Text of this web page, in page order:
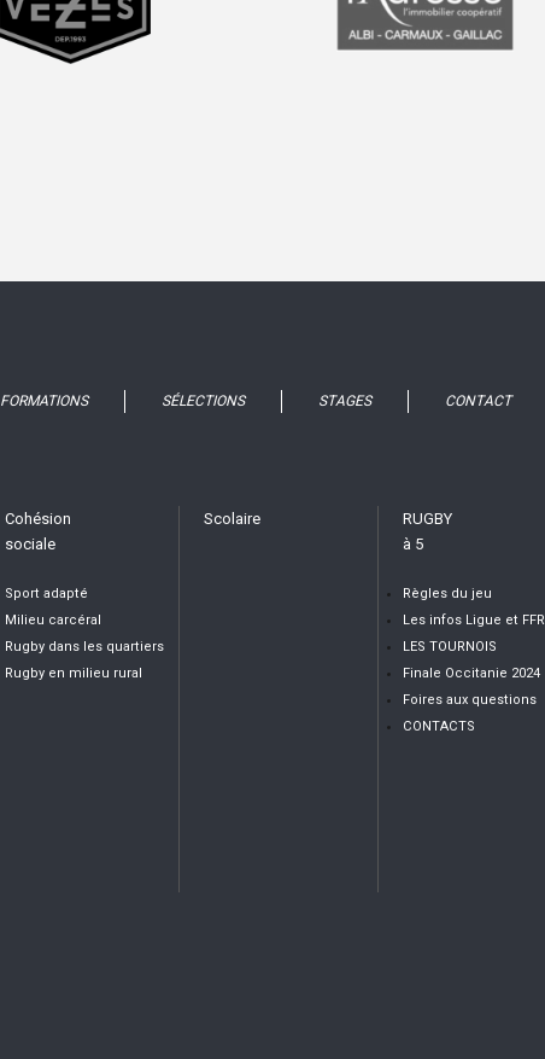
FORMATIONS SÉLECTIONS STAGES CONTACT
Cohésion
sociale
Sport adapté
Milieu carcéral
Rugby dans les quartiers
Rugby en milieu rural
Scolaire
RUGBY
à 5
Règles du jeu
Les infos Ligue et FFR
LES TOURNOIS
Finale Occitanie 2024
Foires aux questions
CONTACTS